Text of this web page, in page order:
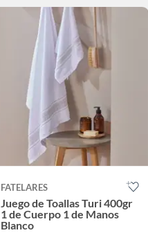
FATELARES
Juego de Toallas Turi 400gr
1 de Cuerpo 1 de Manos
Blanco